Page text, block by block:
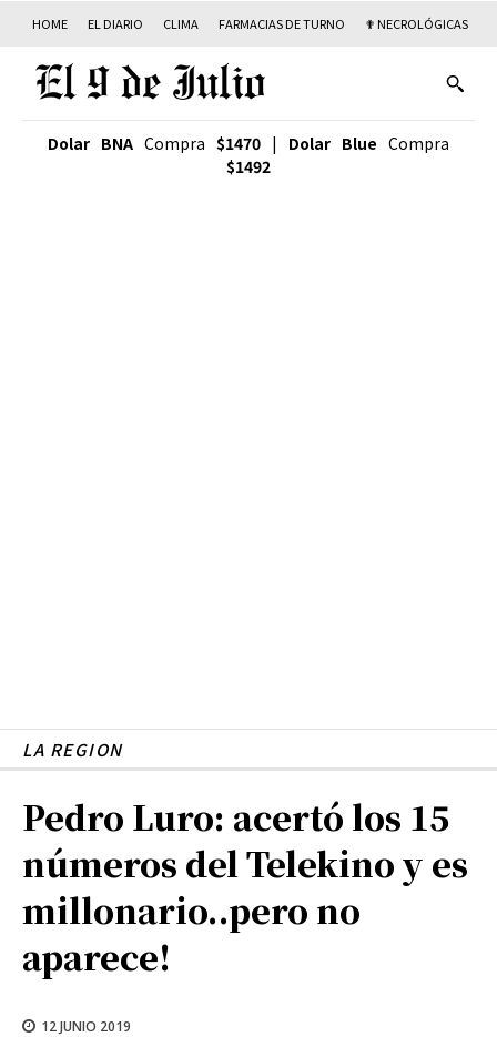
HOME EL DIARIO CLIMA FARMACIAS DE TURNO ✟ NECROLÓGICAS
Dolar BNA Compra $1470 | Dolar Blue Compra
$1492
LA REGION
Pedro Luro: acertó los 15
números del Telekino y es
millonario..pero no
aparece!
12 JUNIO 2019